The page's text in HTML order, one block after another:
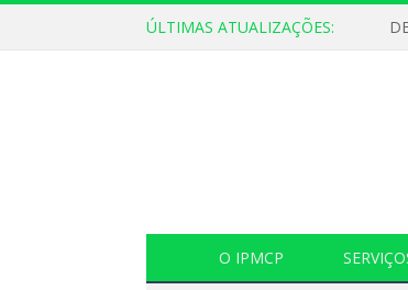
ÚLTIMAS ATUALIZAÇÕES:
O IPMCP